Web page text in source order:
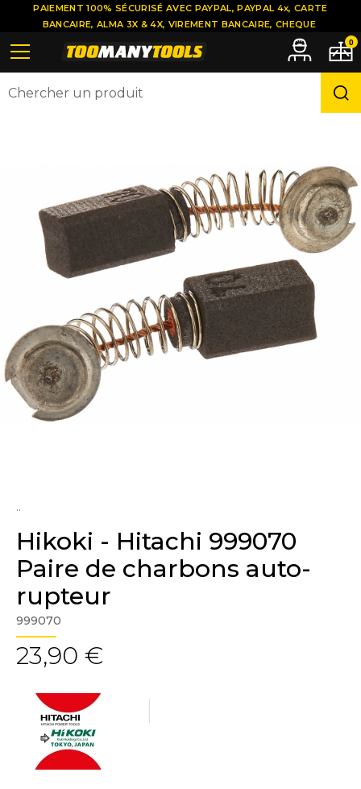
..
Hikoki - Hitachi 999070
Paire de charbons auto-
rupteur
999070
23,90 €
PAIEMENT 100% SÉCURISÉ AVEC PAYPAL, PAYPAL 4x, CARTE
BANCAIRE, ALMA 3X & 4X, VIREMENT BANCAIRE, CHEQUE
0